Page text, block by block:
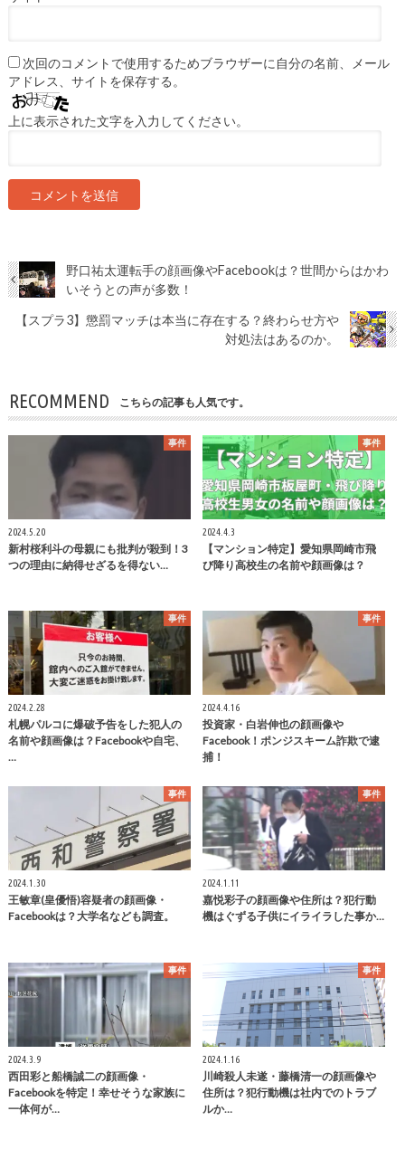
次回のコメントで使用するためブラウザーに自分の名前、メール
アドレス、サイトを保存する。
上に表示された文字を入力してください。
野口祐太運転手の顔画像やFacebookは？世間からはかわ
いそうとの声が多数！
【スプラ3】懲罰マッチは本当に存在する？終わらせ方や
対処法はあるのか。
RECOMMEND こちらの記事も人気です。
事件
2024.5.20
新村桜利斗の母親にも批判が殺到！3
つの理由に納得せざるを得ない…
事件
2024.4.3
【マンション特定】愛知県岡崎市飛
び降り高校生の名前や顔画像は？
事件
2024.2.28
札幌パルコに爆破予告をした犯人の
名前や顔画像は？Facebookや自宅、
…
事件
2024.4.16
投資家・白岩伸也の顔画像や
Facebook！ポンジスキーム詐欺で逮
捕！
事件
2024.1.30
王敏章(皇優悟)容疑者の顔画像・
Facebookは？大学名なども調査。
事件
2024.1.11
嘉悦彩子の顔画像や住所は？犯行動
機はぐずる子供にイライラした事か…
事件
2024.3.9
西田彩と船橋誠二の顔画像・
Facebookを特定！幸せそうな家族に
一体何が…
事件
2024.1.16
川崎殺人未遂・藤橋清一の顔画像や
住所は？犯行動機は社内でのトラブ
ルか…